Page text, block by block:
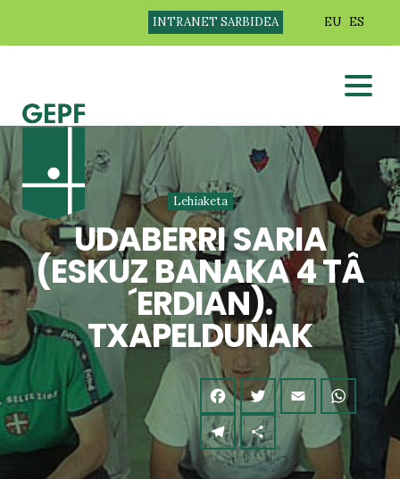
INTRANET SARBIDEA EU ES
Lehiaketa
UDABERRI SARIA
(ESKUZ BANAKA 4 TÂ
´ERDIAN).
TXAPELDUNAK